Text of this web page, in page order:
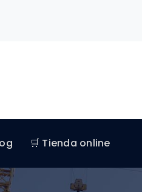
🛒 Tienda online